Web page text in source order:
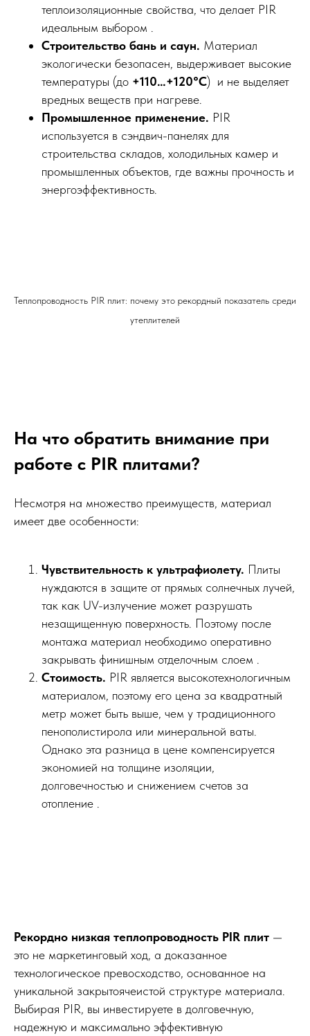
теплоизоляционные свойства, что делает PIR
идеальным выбором .
Строительство бань и саун. Материал
экологически безопасен, выдерживает высокие
температуры (до +110…+120°C) и не выделяет
вредных веществ при нагреве.
Промышленное применение. PIR
используется в сэндвич-панелях для
строительства складов, холодильных камер и
промышленных объектов, где важны прочность и
энергоэффективность.
Теплопроводность PIR плит: почему это рекордный показатель среди
утеплителей
На что обратить внимание при
работе с PIR плитами?
Несмотря на множество преимуществ, материал
имеет две особенности:
Чувствительность к ультрафиолету. Плиты
нуждаются в защите от прямых солнечных лучей,
так как UV-излучение может разрушать
незащищенную поверхность. Поэтому после
монтажа материал необходимо оперативно
закрывать финишным отделочным слоем .
Стоимость. PIR является высокотехнологичным
материалом, поэтому его цена за квадратный
метр может быть выше, чем у традиционного
пенополистирола или минеральной ваты.
Однако эта разница в цене компенсируется
экономией на толщине изоляции,
долговечностью и снижением счетов за
отопление .
Рекордно низкая теплопроводность PIR плит —
это не маркетинговый ход, а доказанное
технологическое превосходство, основанное на
уникальной закрытоячеистой структуре материала.
Выбирая PIR, вы инвестируете в долговечную,
надежную и максимально эффективную